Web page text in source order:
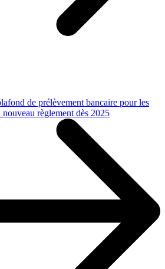
de prélèvement bancaire pour les
règlement dès 2025